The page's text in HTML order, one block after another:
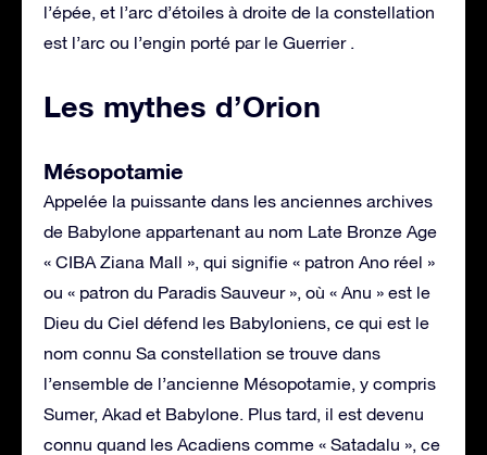
l’épée, et l’arc d’étoiles à droite de la constellation
est l’arc ou l’engin porté par le Guerrier .
Les mythes d’Orion
Mésopotamie
Appelée la puissante dans les anciennes archives
de Babylone appartenant au nom Late Bronze Age
« CIBA Ziana Mall », qui signifie « patron Ano réel »
ou « patron du Paradis Sauveur », où « Anu » est le
Dieu du Ciel défend les Babyloniens, ce qui est le
nom connu Sa constellation se trouve dans
l’ensemble de l’ancienne Mésopotamie, y compris
Sumer, Akad et Babylone. Plus tard, il est devenu
connu quand les Acadiens comme « Satadalu », ce